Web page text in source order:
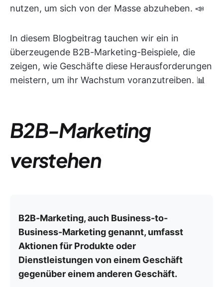
nutzen, um sich von der Masse abzuheben. 📣
In diesem Blogbeitrag tauchen wir ein in
überzeugende B2B-Marketing-Beispiele, die
zeigen, wie Geschäfte diese Herausforderungen
meistern, um ihr Wachstum voranzutreiben. 📊
B2B-Marketing
verstehen
B2B-Marketing, auch Business-to-
Business-Marketing genannt, umfasst
Aktionen für Produkte oder
Dienstleistungen von einem Geschäft
gegenüber einem anderen Geschäft.